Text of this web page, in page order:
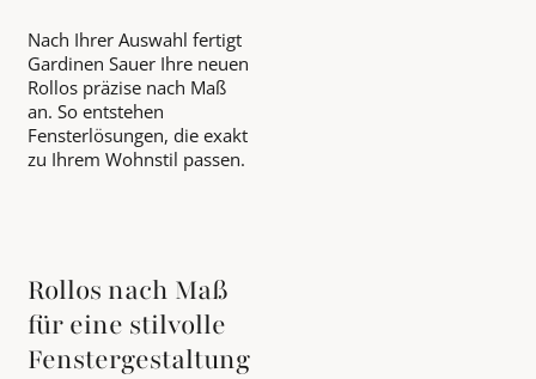
Nach Ihrer Auswahl fertigt
Gardinen Sauer Ihre neuen
Rollos präzise nach Maß
an. So entstehen
Fensterlösungen, die exakt
zu Ihrem Wohnstil passen.
Rollos nach Maß
für eine stilvolle
Fenstergestaltung